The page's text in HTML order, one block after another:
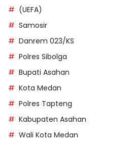
(UEFA)
Samosir
Danrem 023/KS
Polres Sibolga
Bupati Asahan
Kota Medan
Polres Tapteng
Kabupaten Asahan
Wali Kota Medan